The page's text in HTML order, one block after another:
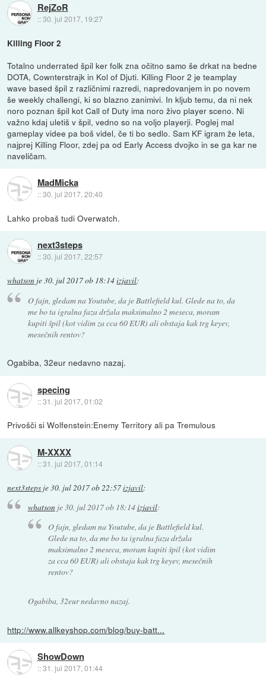
RejZoR
::30. jul 2017, 19:27
Killing Floor 2
Totalno underrated špil ker folk zna očitno samo še drkat na bedne
DOTA, Cownterstrajk in Kol of Djuti. Killing Floor 2 je teamplay
wave based špil z različnimi razredi, napredovanjem in po novem
še weekly challengi, ki so blazno zanimivi. In kljub temu, da ni nek
noro poznan špil kot Call of Duty ima noro živo player sceno. Ni
važno kdaj uletiš v špil, vedno so na voljo playerji. Poglej mal
gameplay videe pa boš videl, če ti bo sedlo. Sam KF igram že leta,
najprej Killing Floor, zdej pa od Early Access dvojko in se ga kar ne
naveličam.
MadMicka
::30. jul 2017, 20:40
Lahko probaš tudi Overwatch.
next3steps
::30. jul 2017, 22:57
whatson je30. jul 2017 ob 18:14izjavil:
O fajn, gledam na Youtube, da je Battlefield kul. Glede na to, da
me bo ta igralna faza držala maksimalno 2 meseca, moram
kupiti špil (kot vidim za cca 60 EUR) ali obstaja kak trg keyev,
mesečnih rentov?
Ogabiba, 32eur nedavno nazaj.
specing
::31. jul 2017, 01:02
Privošči si Wolfenstein:Enemy Territory ali pa Tremulous
M-XXXX
::31. jul 2017, 01:14
next3steps je30. jul 2017 ob 22:57izjavil:
whatsonje30. jul 2017 ob 18:14izjavil:
O fajn, gledam na Youtube, da je Battlefield kul.
Glede na to, da me bo ta igralna faza držala
maksimalno 2 meseca, moram kupiti špil (kot vidim
za cca 60 EUR) ali obstaja kak trg keyev, mesečnih
rentov?
Ogabiba, 32eur nedavno nazaj.
http://www.allkeyshop.com/blog/buy-batt...
ShowDown
::31. jul 2017, 01:44